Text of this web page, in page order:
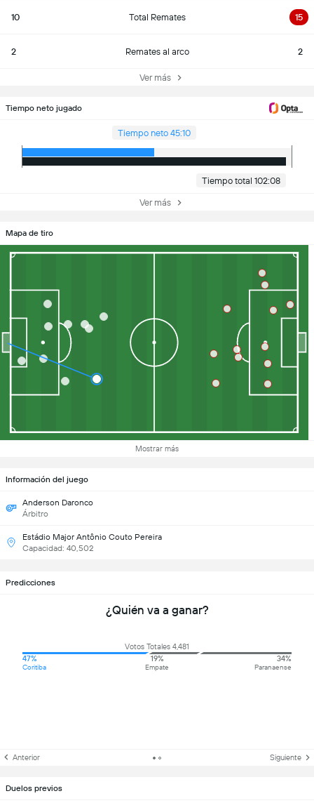
10 Total Remates 15
2 Remates al arco 2
Ver más
Tiempo neto jugado
Tiempo neto 45:10
Tiempo total 102:08
Ver más
Mapa de tiro
Mostrar más
Información del juego
Anderson Daronco
Árbitro
Estádio Major Antônio Couto Pereira
Capacidad: 40,502
Predicciones
¿Quién va a ganar?
Votos Totales 4,481
47%
Coritiba
19%
Empate
34%
Paranaense
Anterior Siguiente
Duelos previos